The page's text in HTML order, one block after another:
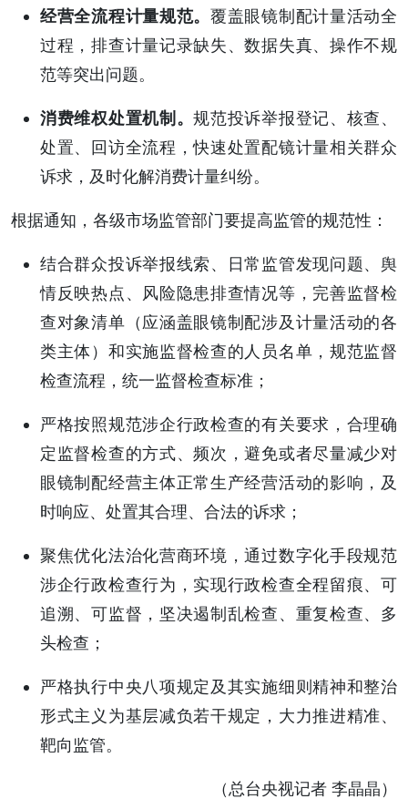
经营全流程计量规范。 覆盖眼镜制配计量活动全
过程，排查计量记录缺失、数据失真、操作不规
范等突出问题。
消费维权处置机制。规范投诉举报登记、核查、
处置、回访全流程，快速处置配镜计量相关群众
诉求，及时化解消费计量纠纷。
根据通知，各级市场监管部门要提高监管的规范性：
结合群众投诉举报线索、日常监管发现问题、舆
情反映热点、风险隐患排查情况等，完善监督检
查对象清单（应涵盖眼镜制配涉及计量活动的各
类主体）和实施监督检查的人员名单，规范监督
检查流程，统一监督检查标准；
严格按照规范涉企行政检查的有关要求，合理确
定监督检查的方式、频次，避免或者尽量减少对
眼镜制配经营主体正常生产经营活动的影响，及
时响应、处置其合理、合法的诉求；
聚焦优化法治化营商环境，通过数字化手段规范
涉企行政检查行为，实现行政检查全程留痕、可
追溯、可监督，坚决遏制乱检查、重复检查、多
头检查；
严格执行中央八项规定及其实施细则精神和整治
形式主义为基层减负若干规定，大力推进精准、
靶向监管。
（总台央视记者 李晶晶）